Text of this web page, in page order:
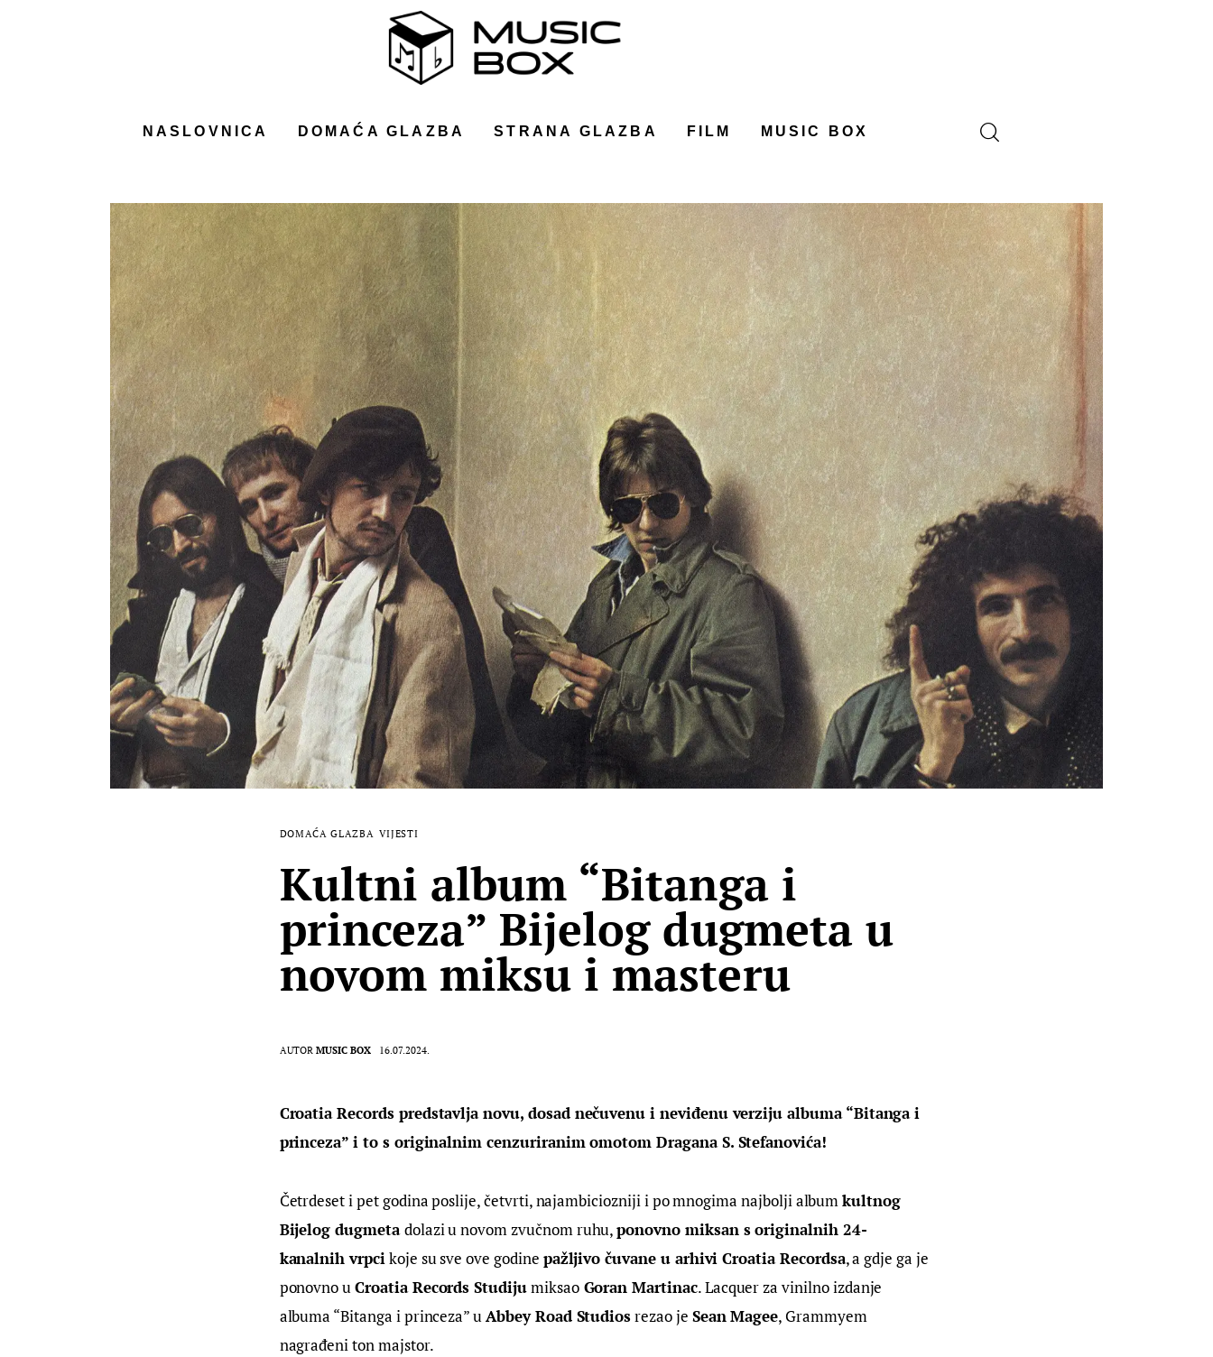
NASLOVNICA DOMAĆA GLAZBA STRANA GLAZBA FILM MUSIC BOX
DOMAĆA GLAZBA VIJESTI
Kultni album “Bitanga i
princeza” Bijelog dugmeta u
novom miksu i masteru
AUTOR MUSIC BOX 16.07.2024.
Croatia Records predstavlja novu, dosad nečuvenu i neviđenu verziju albuma “Bitanga i
princeza” i to s originalnim cenzuriranim omotom Dragana S. Stefanovića!
Četrdeset i pet godina poslije, četvrti, najambiciozniji i po mnogima najbolji album kultnog
Bijelog dugmeta dolazi u novom zvučnom ruhu, ponovno miksan s originalnih 24-
kanalnih vrpci koje su sve ove godine pažljivo čuvane u arhivi Croatia Recordsa, a gdje ga je
ponovno u Croatia Records Studiju miksao Goran Martinac. Lacquer za vinilno izdanje
albuma “Bitanga i princeza” u Abbey Road Studios rezao je Sean Magee, Grammyem
nagrađeni ton majstor.